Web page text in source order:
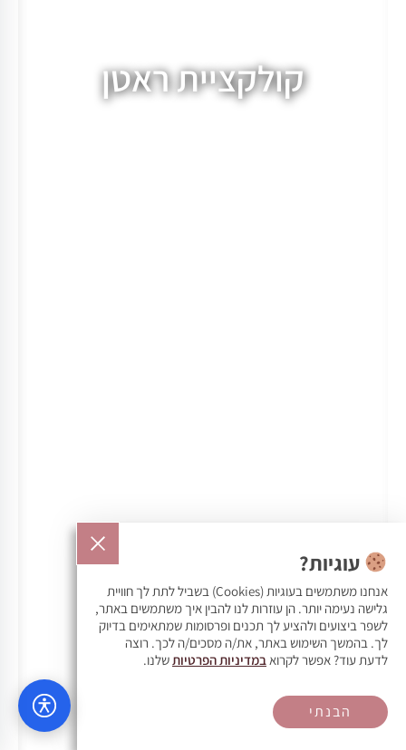
קולקציית ראטן
וואטסאפ
עוגיות?
אנחנו משתמשים בעוגיות (Cookies) בשביל לתת לך חוויית
גלישה נעימה יותר. הן עוזרות לנו להבין איך משתמשים באתר,
לשפר ביצועים ולהציע לך תכנים ופרסומות שמתאימים בדיוק
לך. בהמשך השימוש באתר, את/ה מסכים/ה לכך. רוצה
לדעת עוד? אפשר לקרואבמדיניות הפרטיותשלנו.
הבנתי